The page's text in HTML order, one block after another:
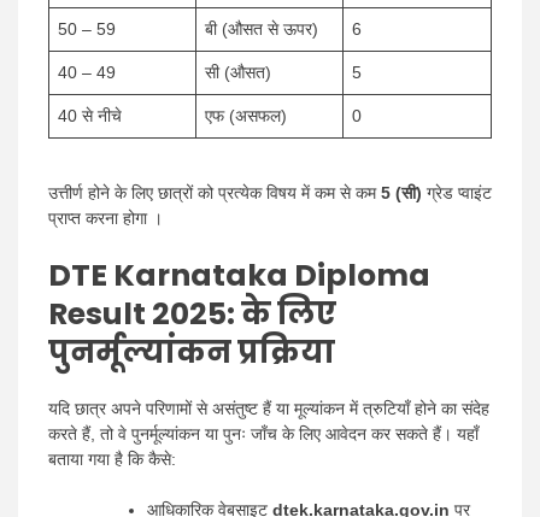
50 – 59 बी (औसत से ऊपर) 6
40 – 49 सी (औसत) 5
40 से नीचे एफ (असफल) 0
उत्तीर्ण होने के लिए छात्रों को प्रत्येक विषय में कम से कम5 (सी) ग्रेड प्वाइंट
प्राप्त करना होगा ।
DTE Karnataka Diploma
Result 2025:के लिए
पुनर्मूल्यांकन प्रक्रिया
यदि छात्र अपने परिणामों से असंतुष्ट हैं या मूल्यांकन में त्रुटियाँ होने का संदेह
करते हैं, तो वे पुनर्मूल्यांकन या पुनः जाँच के लिए आवेदन कर सकते हैं। यहाँ
बताया गया है कि कैसे:
आधिकारिक वेबसाइट dtek.karnataka.gov.in पर